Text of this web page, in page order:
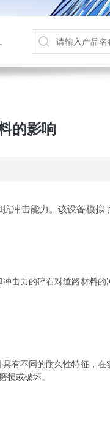
的影响
冲击能力。该设备模拟
力的碎石对道路材料的
不同的耐久性特征，在
损或破坏。